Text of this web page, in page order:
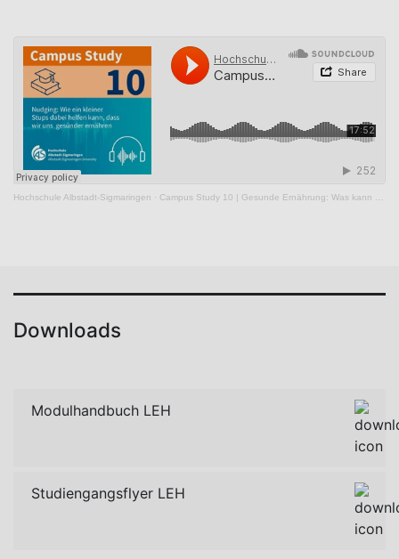
Hochschule Albstadt-Sigmaringen · Campus Study 10 | Gesunde Ernährung: Was kann Nudging?
Downloads
Modulhandbuch LEH
Studiengangsflyer LEH